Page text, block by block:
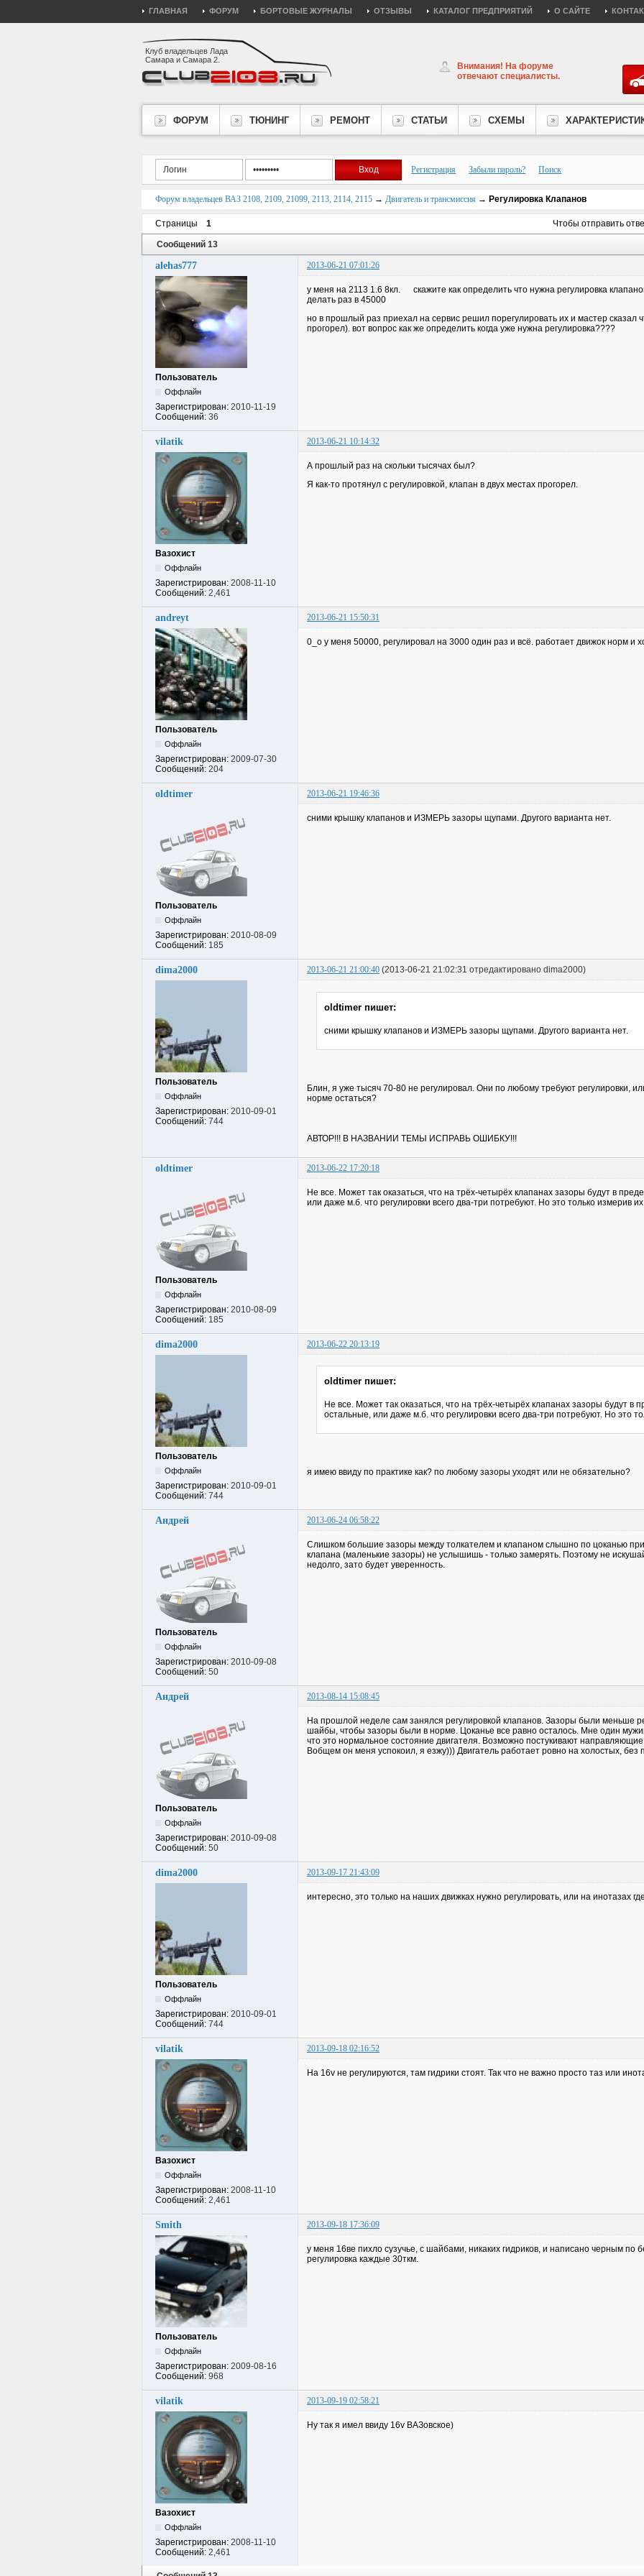
ГЛАВНАЯ ФОРУМ БОРТОВЫЕ ЖУРНАЛЫ ОТЗЫВЫ КАТАЛОГ ПРЕДПРИЯТИЙ О САЙТЕ
Клуб владельцев Лада
Самара и Самара 2.
Внимания! На форуме
отвечают специалисты.
ФОРУМ ТЮНИНГ РЕМОНТ СТАТЬИ СХЕМЫ
Регистрация Забыли пароль? Поиск
Форум владельцев ВАЗ 2108, 2109, 21099, 2113, 2114, 2115 → Двигатель и трансмиссия → Регулировка Клапанов
Страницы 1 Чтобы отправить
Сообщений 13
alehas777 2013-06-21 07:01:26
Пользователь
Оффлайн
Зарегистрирован: 2010-11-19
Сообщений: 36
у меня на 2113 1.6 8кл. скажите как определить что нужна регулировка
делать раз в 45000
но в прошлый раз приехал на сервис решил порегулировать их и мастер сказал
прогорел). вот вопрос как же определить когда уже нужна регулировка????
vilatik 2013-06-21 10:14:32
Вазохист
Оффлайн
Зарегистрирован: 2008-11-10
Сообщений: 2,461
А прошлый раз на скольки тысячах был?
Я как-то протянул с регулировкой, клапан в двух местах прогорел.
andreyt 2013-06-21 15:50:31
Пользователь
Оффлайн
Зарегистрирован: 2009-07-30
Сообщений: 204
0_о у меня 50000, регулировал на 3000 один раз и всё. работает движок норм и
oldtimer 2013-06-21 19:46:36
Пользователь
Оффлайн
Зарегистрирован: 2010-08-09
Сообщений: 185
сними крышку клапанов и ИЗМЕРЬ зазоры щупами. Другого варианта нет.
dima2000 2013-06-21 21:00:40 (2013-06-21 21:02:31 отредактировано dima2000)
Пользователь
Оффлайн
Зарегистрирован: 2010-09-01
Сообщений: 744
oldtimer пишет:
сними крышку клапанов и ИЗМЕРЬ зазоры щупами. Другого варианта нет.
Блин, я уже тысяч 70-80 не регулировал. Они по любому требуют регулировки,
норме остаться?
АВТОР!!! В НАЗВАНИИ ТЕМЫ ИСПРАВЬ ОШИБКУ!!!
oldtimer 2013-06-22 17:20:18
Пользователь
Оффлайн
Зарегистрирован: 2010-08-09
Сообщений: 185
Не все. Может так оказаться, что на трёх-четырёх клапанах зазоры будут в
или даже м.б. что регулировки всего два-три потребуют. Но это только измерив
dima2000 2013-06-22 20:13:19
Пользователь
Оффлайн
Зарегистрирован: 2010-09-01
Сообщений: 744
oldtimer пишет:
Не все. Может так оказаться, что на трёх-четырёх клапанах зазоры будут в
остальные, или даже м.б. что регулировки всего два-три потребуют. Но это
я имею ввиду по практике как? по любому зазоры уходят или не обязательно?
Андрей 2013-06-24 06:58:22
Пользователь
Оффлайн
Зарегистрирован: 2010-09-08
Сообщений: 50
Слишком большие зазоры между толкателем и клапаном слышно по цоканью при
клапана (маленькие зазоры) не услышишь - только замерять. Поэтому не
недолго, зато будет уверенность.
Андрей 2013-08-14 15:08:45
Пользователь
Оффлайн
Зарегистрирован: 2010-09-08
Сообщений: 50
На прошлой неделе сам занялся регулировкой клапанов. Зазоры были меньше
шайбы, чтобы зазоры были в норме. Цоканье все равно осталось. Мне один
что это нормальное состояние двигателя. Возможно постукивают
Вобщем он меня успокоил, я езжу))) Двигатель работает ровно на холостых, без
dima2000 2013-09-17 21:43:09
Пользователь
Оффлайн
Зарегистрирован: 2010-09-01
Сообщений: 744
интересно, это только на наших движках нужно регулировать, или на инотазах
vilatik 2013-09-18 02:16:52
Вазохист
Оффлайн
Зарегистрирован: 2008-11-10
Сообщений: 2,461
На 16v не регулируются, там гидрики стоят. Так что не важно просто таз или
Smith 2013-09-18 17:36:09
Пользователь
Оффлайн
Зарегистрирован: 2009-08-16
Сообщений: 968
у меня 16ве пихло сузучье, с шайбами, никаких гидриков, и написано черным по
регулировка каждые 30ткм.
vilatik 2013-09-19 02:58:21
Вазохист
Оффлайн
Зарегистрирован: 2008-11-10
Сообщений: 2,461
Ну так я имел ввиду 16v ВАЗовское)